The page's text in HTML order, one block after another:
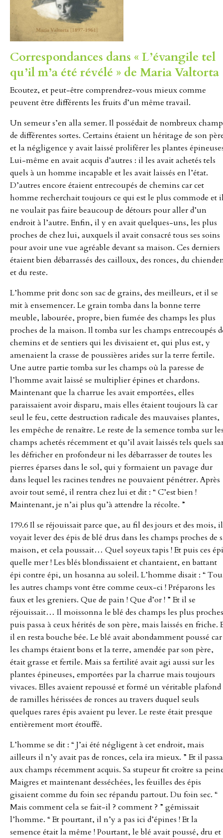
Correspondances dans « L’évangile tel
qu’il m’a été révélé » de Maria Valtorta
Ecoutez, et peut-être comprendrez-vous mieux comme
peuvent être différents les fruits d’un même travail.
Un semeur s’en alla semer. Il possédait de nombreux
de différentes sortes. Certains étaient un héritage de son
et la négligence y avait laissé proliférer les plantes
Lui-même en avait acquis d’autres : il les avait achetés tels
quels à un homme incapable et les avait laissés en l’état.
D’autres encore étaient entrecoupés de chemins car cet
homme recherchait toujours ce qui est le plus commode et
ne voulait pas faire beaucoup de détours pour aller d’un
endroit à l’autre. Enfin, il y en avait quelques-uns, les plus
proches de chez lui, auxquels il avait consacré tous ses soins
pour avoir une vue agréable devant sa maison. Ces derniers
étaient bien débarrassés des cailloux, des ronces, du
et du reste.
L’homme prit donc son sac de grains, des meilleurs, et il se
mit à ensemencer. Le grain tomba dans la bonne terre
meuble, labourée, propre, bien fumée des champs les plus
proches de la maison. Il tomba sur les champs entrecoupés
chemins et de sentiers qui les divisaient et, qui plus est, y
amenaient la crasse de poussières arides sur la terre fertile.
Une autre partie tomba sur les champs où la paresse de
l’homme avait laissé se multiplier épines et chardons.
Maintenant que la charrue les avait emportées, elles
paraissaient avoir disparu, mais elles étaient toujours là car
seul le feu, cette destruction radicale des mauvaises plantes,
les empêche de renaître. Le reste de la semence tomba sur
champs achetés récemment et qu’il avait laissés tels quels
les défricher en profondeur ni les débarrasser de toutes les
pierres éparses dans le sol, qui y formaient un pavage dur
dans lequel les racines tendres ne pouvaient pénétrer. Après
avoir tout semé, il rentra chez lui et dit : “ C’est bien !
Maintenant, je n’ai plus qu’à attendre la récolte. ”
179.6 Il se réjouissait parce que, au fil des jours et des mois, il
voyait lever des épis de blé drus dans les champs proches de
maison, et cela poussait… Quel soyeux tapis ! Et puis ces
quelle mer ! Les blés blondissaient et chantaient, en battant
épi contre épi, un hosanna au soleil. L’homme disait : “
les autres champs vont être comme ceux-ci ! Préparons les
faux et les greniers. Que de pain ! Que d’or ! ” Et il se
réjouissait… Il moissonna le blé des champs les plus
puis passa à ceux hérités de son père, mais laissés en friche.
il en resta bouche bée. Le blé avait abondamment poussé car
les champs étaient bons et la terre, amendée par son père,
était grasse et fertile. Mais sa fertilité avait agi aussi sur les
plantes épineuses, emportées par la charrue mais toujours
vivaces. Elles avaient repoussé et formé un véritable plafond
de ramilles hérissées de ronces au travers duquel seuls
quelques rares épis avaient pu lever. Le reste était presque
entièrement mort étouffé.
L’homme se dit : “ J’ai été négligent à cet endroit, mais
ailleurs il n’y avait pas de ronces, cela ira mieux. ” Et il passa
aux champs récemment acquis. Sa stupeur fit croître sa
Maigres et maintenant desséchées, les feuilles des épis
gisaient comme du foin sec répandu partout. Du foin sec. “
Mais comment cela se fait-il ? comment ? ” gémissait
l’homme. “ Et pourtant, il n’y a pas ici d’épines ! Et la
semence était la même ! Pourtant, le blé avait poussé, dru et